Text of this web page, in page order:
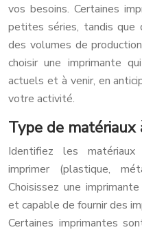
vos besoins. Certaines
petites séries, tandis que
des volumes de
choisir une imprimante
actuels et à venir, en
votre activité.
Type de matériaux
Identifiez les
imprimer (plastique,
Choisissez une
et capable de fournir des
Certaines imprimantes